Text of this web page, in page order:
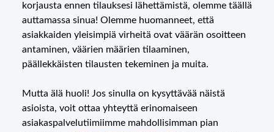
korjausta ennen tilauksesi lähettämistä, olemme täällä
auttamassa sinua! Olemme huomanneet, että
asiakkaiden yleisimpiä virheitä ovat väärän osoitteen
antaminen, väärien määrien tilaaminen,
päällekkäisten tilausten tekeminen ja muita.
Mutta älä huoli! Jos sinulla on kysyttävää näistä
asioista, voit ottaa yhteyttä erinomaiseen
asiakaspalvelutiimiimme mahdollisimman pian